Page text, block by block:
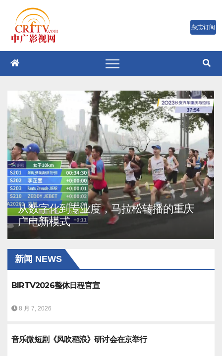
容
从数字化到专业度，马拉松转播的重庆
广电新模式
新闻 NEWS
BIRTV2026整体日程官宣
8 月 7, 2026
音乐微短剧《风吹稻浪》研讨会在京举行